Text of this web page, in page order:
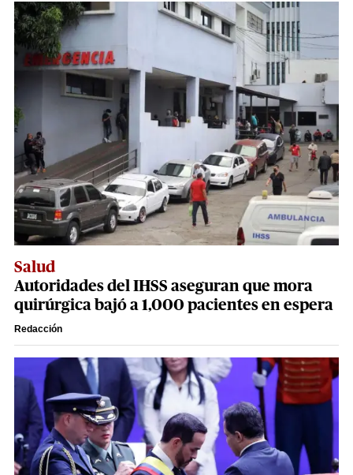
Salud
Autoridades del IHSS aseguran que mora
quirúrgica bajó a 1,000 pacientes en espera
Redacción